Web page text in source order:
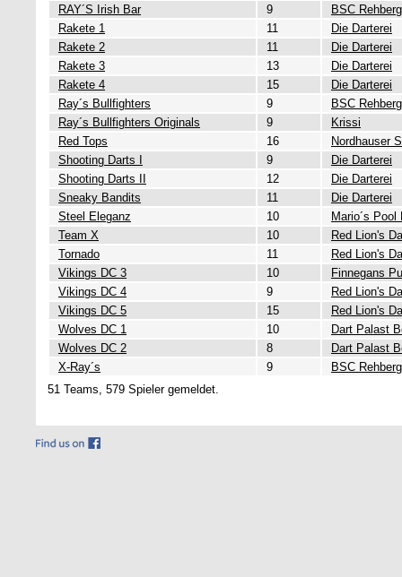
RAY´S Irish Bar
9
BSC
Rakete 1
11
Die Darterei
Rakete 2
11
Die Darterei
Rakete 3
13
Die Darterei
Rakete 4
15
Die Darterei
Ray´s Bullfighters
9
BSC
Ray´s Bullfighters Originals
9
Krissi
Red Tops
16
Nordhauser
Shooting Darts I
9
Die Darterei
Shooting Darts II
12
Die Darterei
Sneaky Bandits
11
Die Darterei
Steel Eleganz
10
Mario´s Pool
Team X
10
Red Lion's
Tornado
11
Red Lion's
Vikings DC 3
10
Finnegans
Vikings DC 4
9
Red Lion's
Vikings DC 5
15
Red Lion's
Wolves DC 1
10
Dart Palast
Wolves DC 2
8
Dart Palast
X-Ray´s
9
BSC
51 Teams, 579 Spieler gemeldet.